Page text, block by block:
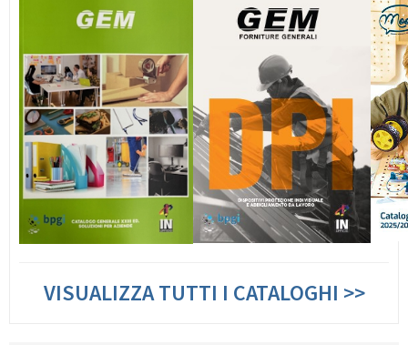
VISUALIZZA TUTTI I CATALOGHI >>